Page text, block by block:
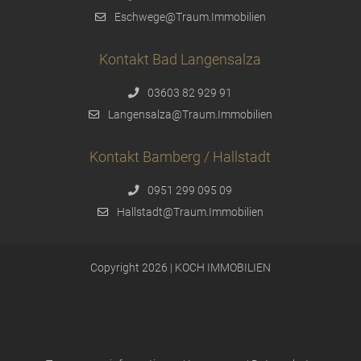
Eschwege@Traum.Immobilien
Kontakt Bad Langensalza
03603 82 929 91
Langensalza@Traum.Immobilien
Kontakt Bamberg / Hallstadt
0951 299 095 09
Hallstadt@Traum.Immobilien
Copyright 2026 | KOCH IMMOBILIEN